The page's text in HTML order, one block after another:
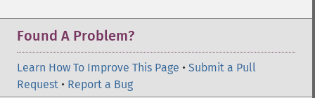
Found A Problem?
Learn How To Improve This Page • Submit a Pull
Request • Report a Bug